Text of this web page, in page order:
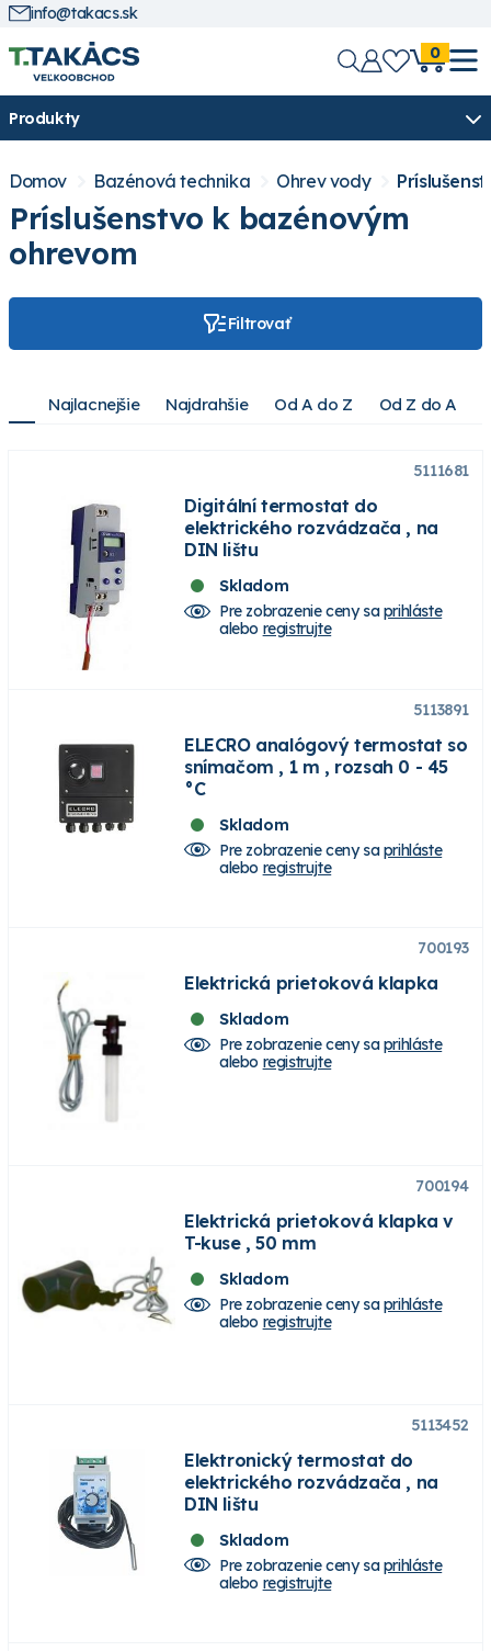
info@takacs.sk
0
Produkty
Domov Bazénová technika Ohrev vody
Príslušenstvo k bazénovým
ohrevom
Filtrovať
Najlacnejšie Najdrahšie Od A do Z Od Z do A
5111681
Digitální termostat do
elektrického rozvádzača , na
DIN lištu
Skladom
Pre zobrazenie ceny saprihláste
alebo registrujte
5113891
ELECRO analógový termostat so
snímačom , 1 m , rozsah 0 - 45
°C
Skladom
Pre zobrazenie ceny saprihláste
alebo registrujte
700193
Elektrická prietoková klapka
Skladom
Pre zobrazenie ceny saprihláste
alebo registrujte
700194
Elektrická prietoková klapka v
T-kuse , 50 mm
Skladom
Pre zobrazenie ceny saprihláste
alebo registrujte
5113452
Elektronický termostat do
elektrického rozvádzača , na
DIN lištu
Skladom
Pre zobrazenie ceny saprihláste
alebo registrujte